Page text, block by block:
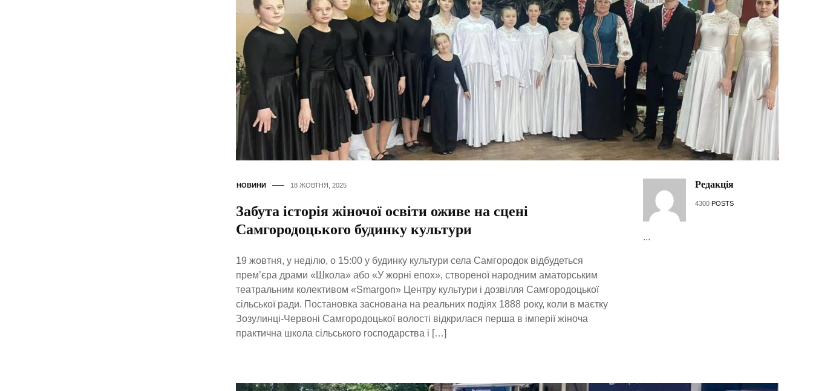
НОВИНИ 18 ЖОВТНЯ, 2025
Забута історія жіночої освіти оживе на сцені
Самгородоцького будинку культури
19 жовтня, у неділю, о 15:00 у будинку культури села Самгородок відбудеться
прем’єра драми «Школа» або «У жорні епох», створеної народним аматорським
театральним колективом «Smargon» Центру культури і дозвілля Самгородоцької
сільської ради. Постановка заснована на реальних подіях 1888 року, коли в маєтку
Зозулинці-Червоні Самгородоцької волості відкрилася перша в імперії жіноча
практична школа сільського господарства і […]
Редакція
4300 POSTS
...